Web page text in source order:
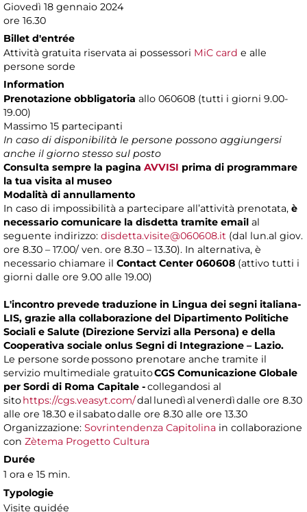
Giovedì 18 gennaio 2024
ore 16.30
Billet d'entrée
Attività gratuita riservata ai possessori MiC card e alle
persone sorde
Information
Prenotazione obbligatoria allo 060608 (tutti i giorni 9.00-
19.00)
Massimo 15 partecipanti
In caso di disponibilità le persone possono aggiungersi
anche il giorno stesso sul posto
Consulta sempre la pagina AVVISI prima di programmare
la tua visita al museo
Modalità di annullamento
In caso di impossibilità a partecipare all’attività prenotata, è
necessario comunicare la disdetta tramite email al
seguente indirizzo: disdetta.visite@060608.it (dal lun.al giov.
ore 8.30 – 17.00/ ven. ore 8.30 – 13.30). In alternativa, è
necessario chiamare il Contact Center 060608 (attivo tutti i
giorni dalle ore 9.00 alle 19.00)
L'incontro prevede traduzione in Lingua dei segni italiana-
LIS, grazie alla collaborazione del Dipartimento Politiche
Sociali e Salute (Direzione Servizi alla Persona) e della
Cooperativa sociale onlus Segni di Integrazione – Lazio.
Le persone sorde possono prenotare anche tramite il
servizio multimediale gratuitoCGS Comunicazione Globale
per Sordi di Roma Capitale -collegandosi al
sitohttps://cgs.veasyt.com/dal lunedì al venerdì dalle ore 8.30
alle ore 18.30 e il sabato dalle ore 8.30 alle ore 13.30
Organizzazione: Sovrintendenza Capitolina in collaborazione
con Zètema Progetto Cultura
Durée
1 ora e 15 min.
Typologie
Visite guidée